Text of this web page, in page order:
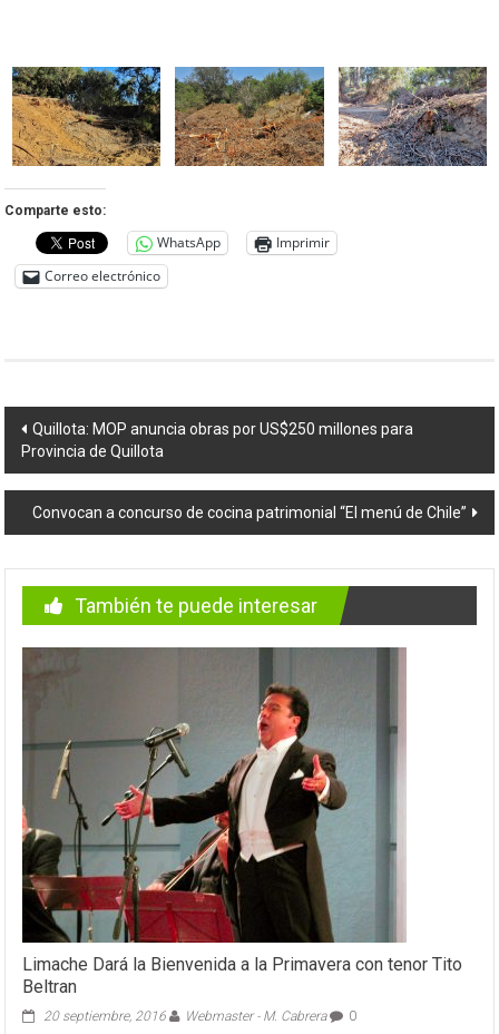
Comparte esto:
WhatsApp
Imprimir
Correo electrónico
Navegación
de
entradas
Quillota: MOP anuncia obras por US$250 millones para
Provincia de Quillota
Convocan a concurso de cocina patrimonial “El menú de Chile”
También te puede interesar
Limache Dará la Bienvenida a la Primavera con tenor Tito
Beltran
20 septiembre, 2016 Webmaster - M. Cabrera 0